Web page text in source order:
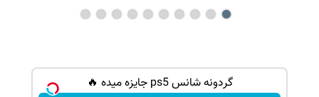
گردونه شانس ps5 جایزه میده 🔥